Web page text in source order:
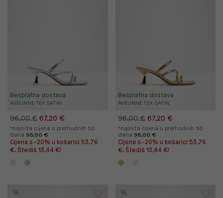
AVELINNE TEX SATIN
Besplatna dostava
96,00 € 67,20 €
*najniža cijena u prethodnih 30
dana 96,00 €
Cijena s -20% u košarici 53,76
€. Štediš 13,44 €!
AVELINNE TEX SATIN
Besplatna dostava
96,00 € 67,20 €
*najniža cijena u prethodnih 30
dana 96,00 €
Cijena s -20% u košarici 53,76
€. Štediš 13,44 €!
% %